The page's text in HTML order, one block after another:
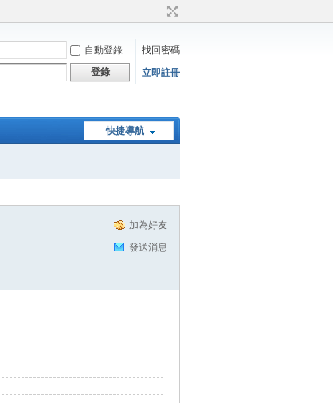
自動登錄
找回密碼
登錄 立即註冊
快捷導航
加為好友
發送消息